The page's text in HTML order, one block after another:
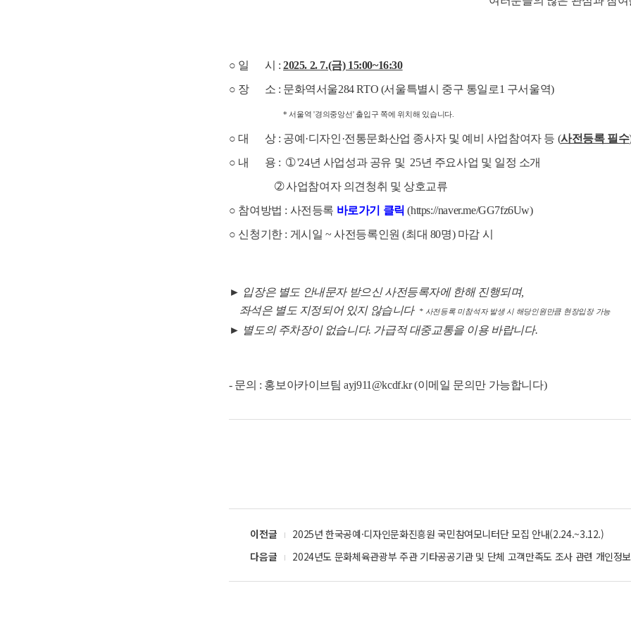
○ 일 시 :2025. 2. 7.(금) 15:00~16:30
○ 장 소 : 문화역서울284 RTO (서울특별시 중구 통일로1 구서울역)
* 서울역 '경의중앙선' 출입구 쪽에 위치해 있습니다.
○ 대 상 : 공예·디자인·전통문화산업 종사자 및 예비 사업참여자 등 (사전등록 필수
○ 내 용 : ➀ '24년 사업성과 공유 및 25년 주요사업 및 일정 소개
➁ 사업참여자 의견청취 및 상호교류
○ 참여방법 : 사전등록 바로가기 클릭 (https://naver.me/GG7fz6Uw)
○ 신청기한 : 게시일 ~ 사전등록인원 (최대 80명) 마감 시
► 입장은 별도 안내문자 받으신 사전등록자에 한해 진행되며,
좌석은 별도 지정되어 있지 않습니다
* 사전등록 미참석자 발생 시 해당인원만큼 현장입장 가능
► 별도의 주차장이 없습니다. 가급적 대중교통을 이용 바랍니다.
- 문의 : 홍보아카이브팀 ayj911@kcdf.kr (이메일 문의만 가능합니다)
이전글
2025년 한국공예·디자인문화진흥원 국민참여모니터단 모집 안내(2.24.~3.12.)
다음글
2024년도 문화체육관광부 주관 기타공공기관 및 단체 고객만족도 조사 관련 개인정